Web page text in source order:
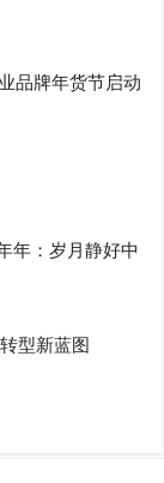
品牌年货节启动
年：岁月静好中
型新蓝图